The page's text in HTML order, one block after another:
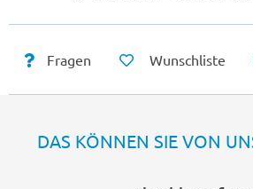
Fragen Wunschliste
DAS KÖNNEN SIE VON